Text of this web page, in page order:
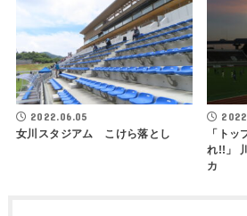
2022.06.05
女川スタジアム こけら落とし
「ト
れ!!」
カ